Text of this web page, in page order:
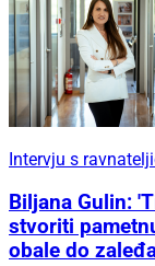
Intervju s
Biljana Gulin:
stvoriti
obale do